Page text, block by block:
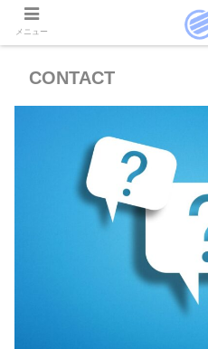
CONTACT
メニュー